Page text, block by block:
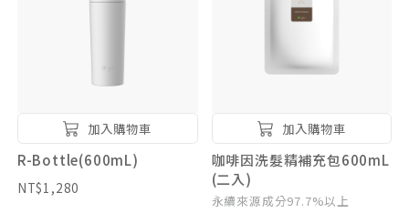
加入購物車
R-Bottle(600mL)
NT$1,280
加入購物車
咖啡因洗髮精補充包600mL
(二入)
永續來源成分97.7%以上